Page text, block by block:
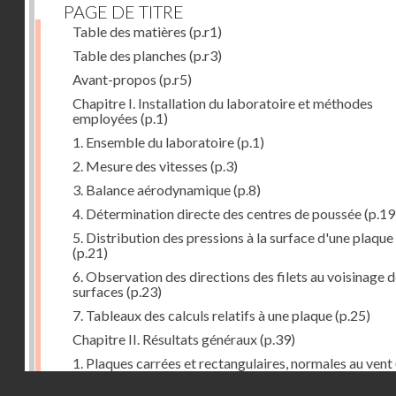
PAGE DE TITRE
Table des matières (p.r1)
Table des planches (p.r3)
Avant-propos (p.r5)
Chapitre I. Installation du laboratoire et méthodes
employées (p.1)
1. Ensemble du laboratoire(p.1)
2. Mesure des vitesses (p.3)
3. Balance aérodynamique(p.8)
4. Détermination directe des centres de poussée
5. Distribution des pressions à la surface d'une plaque
(p.21)
6. Observation des directions des filets au voisinage
surfaces (p.23)
7. Tableaux des calculs relatifs à une plaque(p.25)
Chapitre II. Résultats généraux(p.39)
1. Plaques carrées et rectangulaires, normales au vent